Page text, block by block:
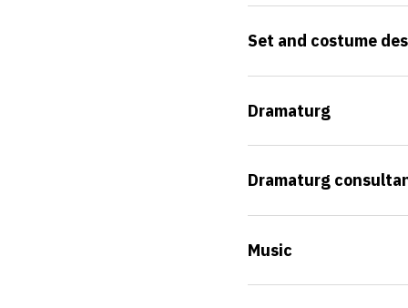
Set and costume
Dramaturg
Dramaturg
Music